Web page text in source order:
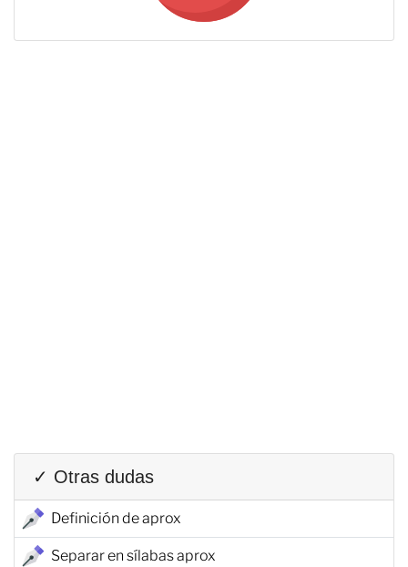
✓ Otras dudas
Definición de aprox
Separar en sílabas aprox